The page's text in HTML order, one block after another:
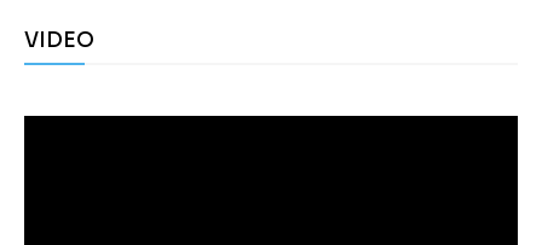
VIDEO